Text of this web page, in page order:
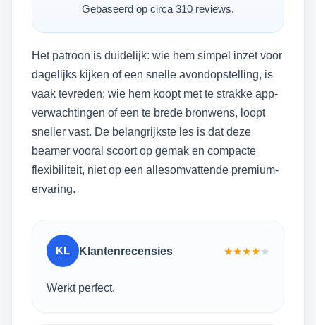
Het patroon is duidelijk: wie hem simpel inzet voor
dagelijks kijken of een snelle avondopstelling, is
vaak tevreden; wie hem koopt met te strakke app-
verwachtingen of een te brede bronwens, loopt
sneller vast. De belangrijkste les is dat deze
beamer vooral scoort op gemak en compacte
flexibiliteit, niet op een allesomvattende premium-
ervaring.
Gebaseerd op circa 310 reviews.
KL Klantenrecensies ★★★★★
Werkt perfect.